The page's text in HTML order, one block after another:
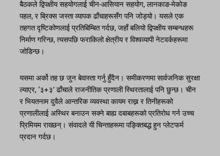
बैठकले द्विपक्षीय सहयोगलाई चीन-आसियान सहयोग, लानकाङ-मेकोङ
पहल, र ब्रिक्स जस्ता व्यापक ढाँचाहरूसँग पनि जोड्यो। यसले एक
तहगत दृष्टिकोणलाई प्रतिबिम्बित गर्दछ, जहाँ बलियो द्विपक्षीय सम्बन्धहरू
निर्माण गरिन्छ, त्यसपछि फराकिलो क्षेत्रीय र विश्वव्यापी नेटवर्कहरूमा
जोडिन्छ।
यसमा अर्को तह छ जुन बेवास्ता गर्नु हुँदैन। समीकरणमा सार्वजनिक सुरक्षा
ल्याएर, ‘३+३’ ढाँचाले राजनीतिक प्रणाली स्थिरतालाई पनि छुन्छ। चीन
र भियतनाम दुवैले आन्तरिक व्यवस्था कायम राख्न र तिनीहरूको
प्रणालीलाई अस्थिर बनाउन सक्ने बाह्य दबाबहरूको प्रतिरोध गर्न उच्च
प्रिमियम राख्छन्। संवादले यी चिन्ताहरूमा पङ्क्तिबद्ध हुन प्लेटफर्म
प्रदान गर्दछ।